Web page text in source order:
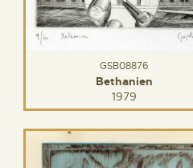
GSB08876
Bethanien
1979